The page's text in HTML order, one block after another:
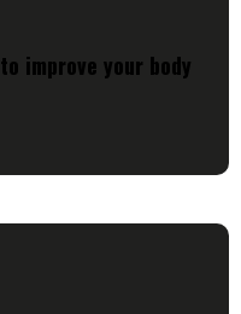
improve your body